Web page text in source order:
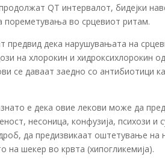
QТ интервалот, бидејки
пореметувања во срцевиот ритам.
предвид дека нарушувањата на
на хлорокин и хидроксихлорокин
се даваат заедно со антибиотици
е дека овие лекови може да
нeсоница, конфузија, психози и
да предизвикаат оштетување на
шекер во крвта (хипогликемија).